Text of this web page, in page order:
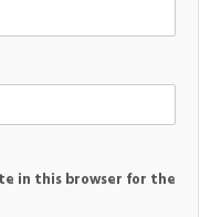
in this browser for the